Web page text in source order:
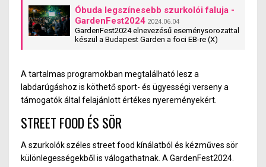
Óbuda legszínesebb szurkolói faluja -
GardenFest2024 2024.06.04
GardenFest2024 elnevezésű eseménysorozattal
készül a Budapest Garden a foci EB-re (X)
A tartalmas programokban megtalálható lesz a
labdarúgáshoz is köthető sport- és ügyességi verseny a
támogatók által felajánlott értékes nyereményekért.
STREET FOOD ÉS SÖR
A szurkolók széles street food kínálatból és kézműves sör
különlegességekből is válogathatnak. A GardenFest2024.